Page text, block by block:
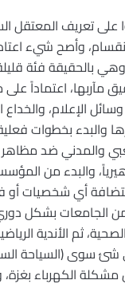
على تعريف المعتقل
وأصح شيء
بالحقيقة فئة
مآربها، اعتماداً
الإعلام،
والبدء
والمدني ضد
والبدء من
أي شخصيات
الجامعات بشكل
ثم الأندية
سوى (السياحة
الكهرباء